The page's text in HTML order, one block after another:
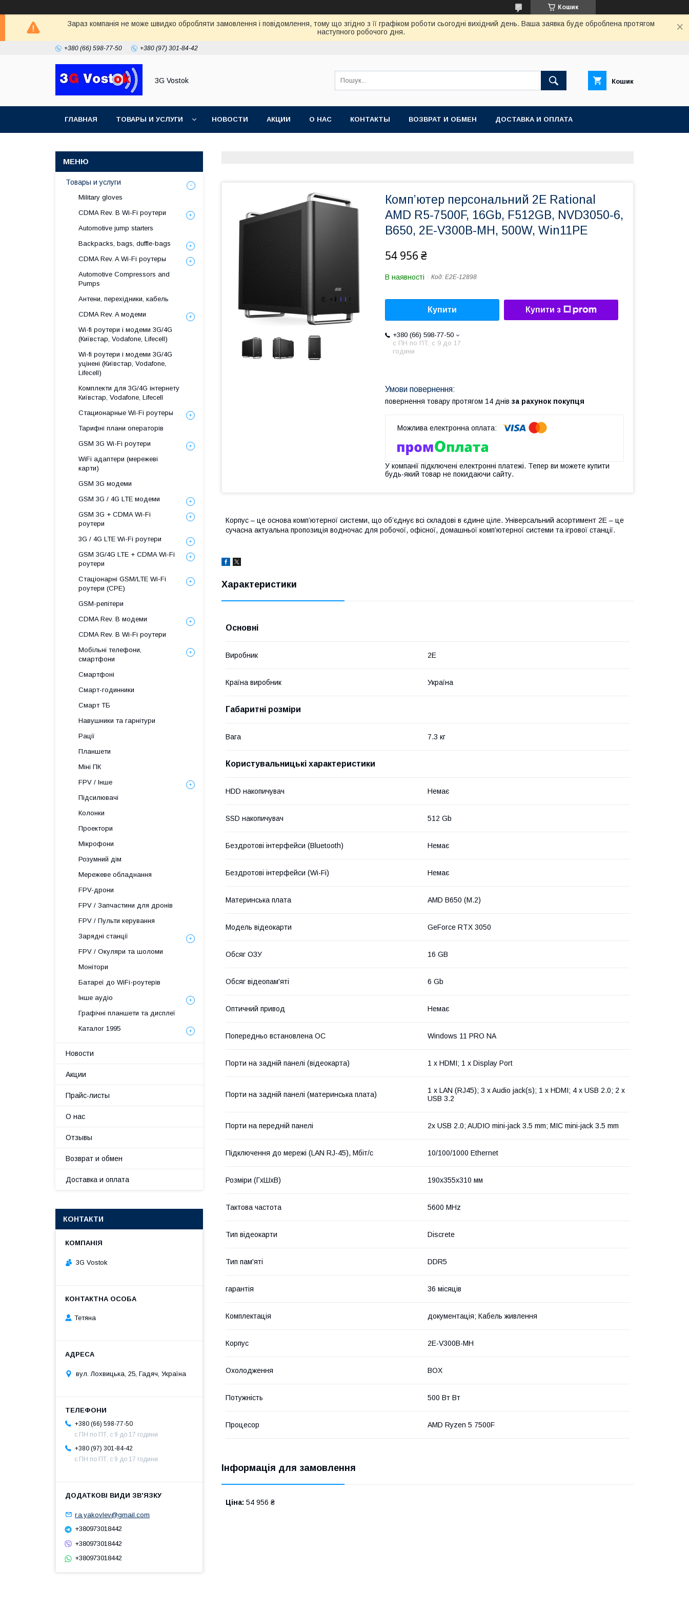
Кошик
Зараз компанія не може швидко обробляти замовлення і повідомлення, тому що згідно з її графіком роботи сьогодні вихідний день. Ваша заявка буде оброблена протягом
наступного робочого дня.
+380 (66) 598-77-50 +380 (97) 301-84-42
3G Vostok Кошик
ГЛАВНАЯ ТОВАРЫ И УСЛУГИ НОВОСТИ АКЦИИ О НАС КОНТАКТЫ ВОЗВРАТ И ОБМЕН ДОСТАВКА И ОПЛАТА
Комп’ютер персональний 2E Rational
AMD R5-7500F, 16Gb, F512GB, NVD3050-6,
B650, 2E-V300B-MH, 500W, Win11PE
54 956 ₴
В наявності Код: E2E-12898
Купити Купити з
+380 (66) 598-77-50
с ПН по ПТ, с 9 до 17
години
повернення товару протягом 14 днів за рахунок покупця
У компанії підключені електронні платежі. Тепер ви можете купити
будь-який товар не покидаючи сайту.
Корпус – це основа комп’ютерної системи, що об’єднує всі складові в єдине ціле. Універсальний асортимент 2E – це
сучасна актуальна пропозиція водночас для робочої, офісної, домашньої комп’ютерної системи та ігрової станції.
Характеристики
Основні
Виробник 2E
Країна виробник Україна
Габаритні розміри
Вага 7.3 кг
Користувальницькі характеристики
HDD накопичувач Немає
SSD накопичувач 512 Gb
Бездротові інтерфейси (Bluetooth) Немає
Бездротові інтерфейси (Wi-Fi) Немає
Материнська плата AMD B650 (M.2)
Модель відеокарти GeForce RTX 3050
Обсяг ОЗУ 16 GB
Обсяг відеопам'яті 6 Gb
Оптичний привод Немає
Попередньо встановлена ОС Windows 11 PRO NA
Порти на задній панелі (відеокарта) 1 x HDMI; 1 x Display Port
Порти на задній панелі (материнська плата)
1 x LAN (RJ45); 3 x Audio jack(s); 1 x HDMI; 4 x USB 2.0; 2 x
USB 3.2
Порти на передній панелі 2x USB 2.0; AUDIO mini-jack 3.5 mm; MIC mini-jack 3.5 mm
Підключення до мережі (LAN RJ-45), Мбіт/с 10/100/1000 Ethernet
Розміри (ГxШxВ) 190x355x310 мм
Тактова частота 5600 MHz
Тип відеокарти Discrete
Тип пам'яті DDR5
гарантія 36 місяців
Комплектація документація; Кабель живлення
Корпус 2E-V300B-MH
Охолодження BOX
Потужність 500 Вт Вт
Процесор AMD Ryzen 5 7500F
Інформація для замовлення
Ціна: 54 956 ₴
Товары и услуги
Military gloves
CDMA Rev. B Wi-Fi роутери
Automotive jump starters
Backpacks, bags, duffle-bags
CDMA Rev. A Wi-Fi роутеры
Automotive Compressors and
Pumps
Антени, перехідники, кабель
CDMA Rev. A модеми
Wi-fi роутери і модеми 3G/4G
(Київстар, Vodafone, Lifecell)
Wi-fi роутери і модеми 3G/4G
уцінені (Київстар, Vodafone,
Lifecell)
Комплекти для 3G/4G інтернету
Київстар, Vodafone, Lifecell
Стационарные Wi-Fi роутеры
Тарифні плани операторів
GSM 3G Wi-Fi роутери
WiFi адаптери (мережеві
карти)
GSM 3G модеми
GSM 3G / 4G LTE модеми
GSM 3G + CDMA Wi-Fi
роутери
3G / 4G LTE Wi-Fi роутери
GSM 3G/4G LTE + CDMA Wi-Fi
роутери
Стаціонарні GSM/LTE Wi-Fi
роутери (CPE)
GSM-репітери
CDMA Rev. B модеми
CDMA Rev. B Wi-Fi роутери
Мобільні телефони,
смартфони
Смартфоні
Смарт-годинники
Смарт ТБ
Навушники та гарнітури
Рації
Планшети
Міні ПК
FPV / Інше
Підсилювачі
Колонки
Проектори
Мікрофони
Розумний дім
Мережеве обладнання
FPV-дрони
FPV / Запчастини для дронів
FPV / Пульти керування
Зарядні станції
FPV / Окуляри та шоломи
Монітори
Батареї до WiFi-роутерів
Інше аудіо
Графічні планшети та дисплеї
Каталог 1995
Новости
Акции
Прайс-листы
О нас
Отзывы
Возврат и обмен
Доставка и оплата
КОНТАКТИ
3G Vostok
Тетяна
вул. Лохвицька, 25, Гадяч, Україна
+380 (66) 598-77-50
с ПН по ПТ, с 9 до 17 години
+380 (97) 301-84-42
с ПН по ПТ, с 9 до 17 години
r.a.yakovlev@gmail.com
+380973018442
+380973018442
+380973018442